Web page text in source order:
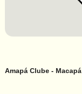
Amapá Clube -